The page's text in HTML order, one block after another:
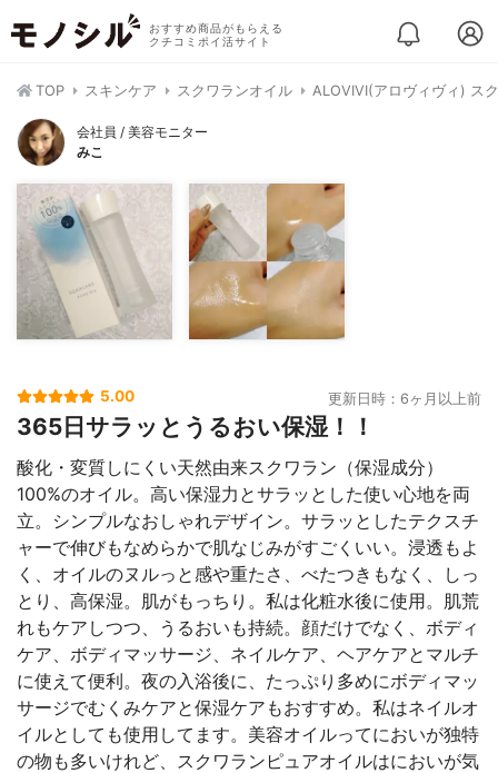
おすすめ商品がもらえる
クチコミポイ活サイト
TOP スキンケア スクワランオイル ALOVIVI(アロヴィヴィ) ス
会社員 / 美容モニター
みこ
5.00 更新日時：6ヶ月以上前
365日サラッとうるおい保湿！！
酸化・変質しにくい天然由来スクワラン（保湿成分）
100%のオイル。高い保湿力とサラッとした使い心地を両
立。シンプルなおしゃれデザイン。サラッとしたテクスチ
ャーで伸びもなめらかで肌なじみがすごくいい。浸透もよ
く、オイルのヌルっと感や重たさ、べたつきもなく、しっ
とり、高保湿。肌がもっちり。私は化粧水後に使用。肌荒
れもケアしつつ、うるおいも持続。顔だけでなく、ボディ
ケア、ボディマッサージ、ネイルケア、ヘアケアとマルチ
に使えて便利。夜の入浴後に、たっぷり多めにボディマッ
サージでむくみケアと保湿ケアもおすすめ。私はネイルオ
イルとしても使用してます。美容オイルってにおいが独特
の物も多いけれど、スクワランピュアオイルはにおいが気